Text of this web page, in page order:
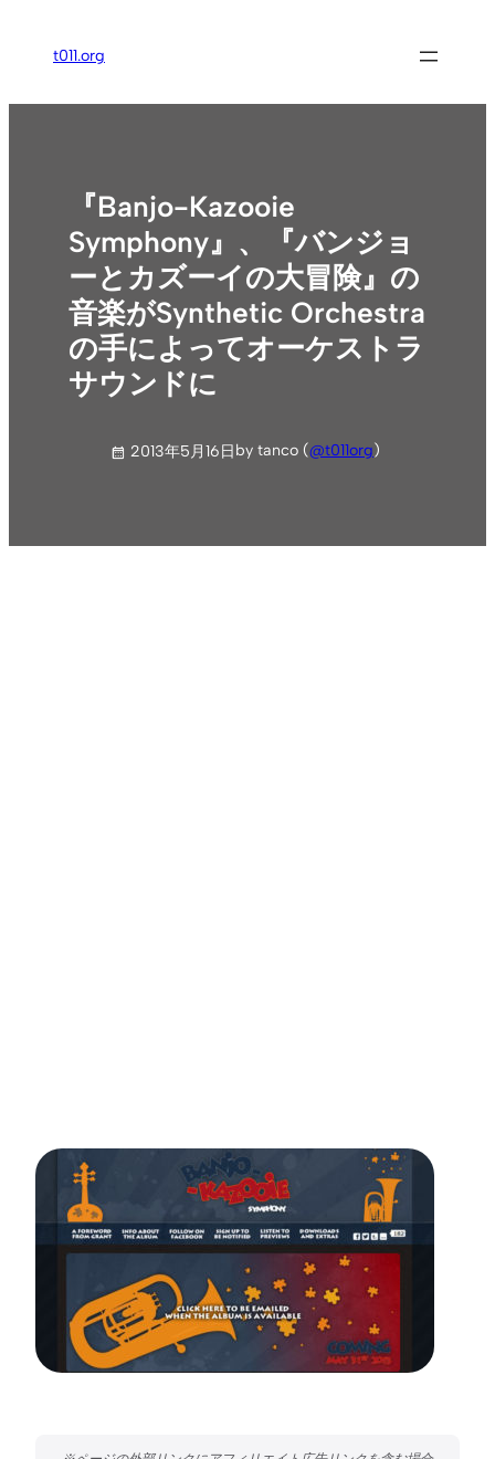
ス
t011.org
『Banjo-Kazooie
Symphony』、『バンジョ
ーとカズーイの大冒険』の
音楽がSynthetic Orchestra
の手によってオーケストラ
サウンドに
2013年5月16日by tanco (@t011org)